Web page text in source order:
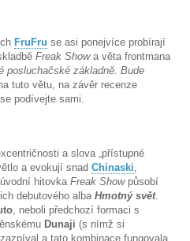
FruFru se asi ponejvíce probírají
Freak Showa věta frontmana
posluchačské základně. Bude
tuto větu, na závěr recenze
podívejte sami.
a slova „přístupné
a evokují snad Chinaski,
hitovkaFreak Showpůsobí
debutového alba Hmotný svět.
, neboli předchozí formaci s
Dunaji (s nímž si
a tato kombinace fungovala